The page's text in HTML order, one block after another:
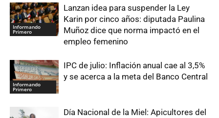
Informando
Primero
Lanzan idea para suspender la Ley
Karin por cinco años: diputada Paulina
Muñoz dice que norma impactó en el
empleo femenino
Informando
Primero
IPC de julio: Inflación anual cae al 3,5%
y se acerca a la meta del Banco Central
Día Nacional de la Miel: Apicultores del